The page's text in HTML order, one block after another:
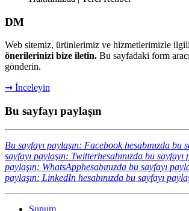
DM
Web sitemiz, ürünlerimiz ve hizmetlerimizle
önerilerinizi bize iletin. Bu sayfadaki form
gönderin.
➞ İnceleyin
Bu sayfayı paylaşın
Bu sayfayı paylaşın: Facebook hesabınızda bu
sayfayı paylaşın: Twitterhesabınızda bu sayfayı
paylaşın: WhatsApphesabınızda bu sayfayı
paylaşın: LinkedIn hesabınızda bu sayfayı
Sunum